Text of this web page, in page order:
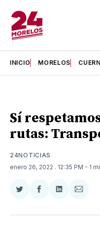
INICIO MORELOS
Sí
rutas:
24NOTICIAS
enero 26, 2022 . 12:35 PM - 1
Compartir
Twitter
Compartir
Facebook
Compartir
LinkedIn
Email